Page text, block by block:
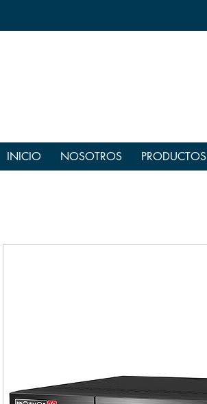
INICIO NOSOTROS PRODUCTOS